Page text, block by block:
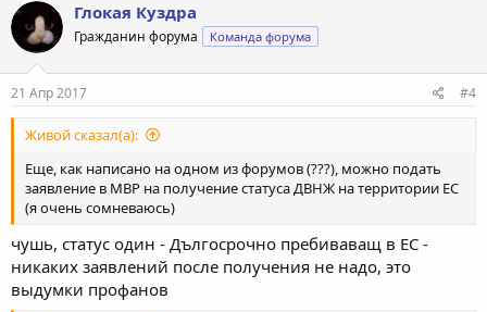
Глокая Куздра
Гражданин форума Команда форума
21 Апр 2017 #4
Живой сказал(а):
Еще, как написано на одном из форумов (???), можно подать
заявление в МВР на получение статуса ДВНЖ на территории ЕС
(я очень сомневаюсь)
чушь, статус один - Дългосрочно пребиваващ в ЕС -
никаких заявлений после получения не надо, это
выдумки профанов